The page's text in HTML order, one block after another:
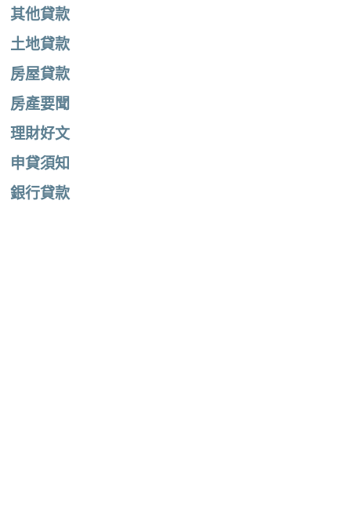
其他貸款
土地貸款
房屋貸款
房產要聞
理財好文
申貸須知
銀行貸款